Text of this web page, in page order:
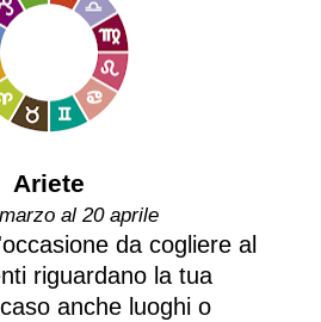
Ariete
al 20 aprile
da cogliere al
riguardano la tua
anche luoghi o